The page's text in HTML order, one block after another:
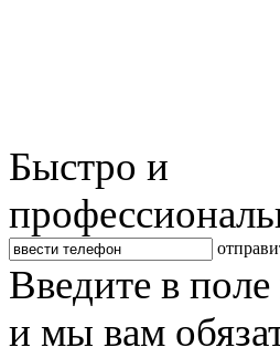
Быстро и
Введите в
и мы вам